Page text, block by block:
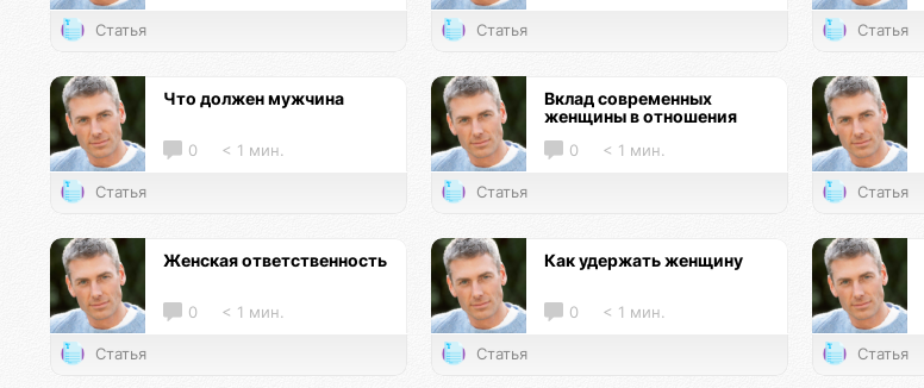
Статья Статья Статья
Что должен мужчина
0 < 1 мин.
Статья
Вклад современных
женщины в отношения
0 < 1 мин.
Статья Статья
Женская ответственность
0 < 1 мин.
Статья
Как удержать женщину
0 < 1 мин.
Статья Статья